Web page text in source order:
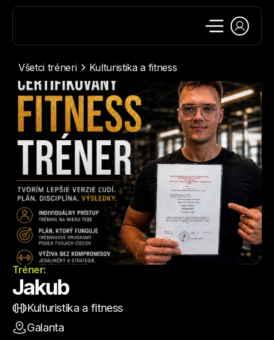
Všetci tréneri Kulturistika a fitness
Tréner:
Jakub
Kulturistika a fitness
Galanta